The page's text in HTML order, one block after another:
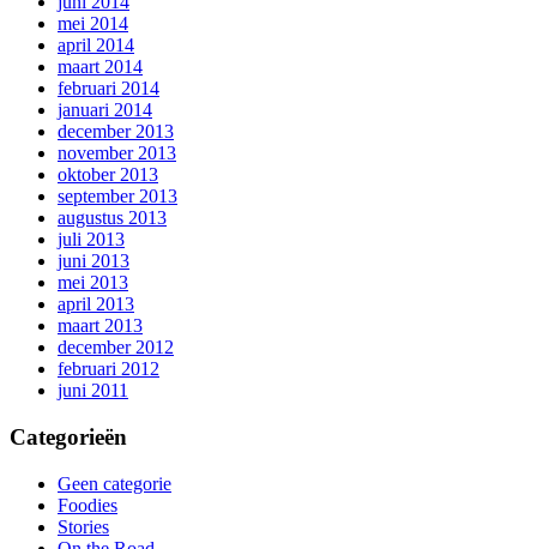
mei 2014
april 2014
maart 2014
februari 2014
januari 2014
december 2013
november 2013
oktober 2013
september 2013
augustus 2013
juli 2013
juni 2013
mei 2013
april 2013
maart 2013
december 2012
februari 2012
juni 2011
Categorieën
Geen categorie
Foodies
Stories